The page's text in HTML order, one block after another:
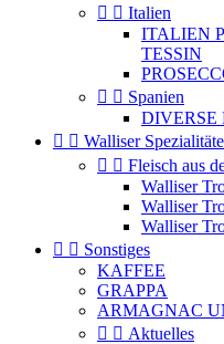
  Italien
ITALIEN
TESSIN
  Spanien
DIVERSE
  Walliser
  Fleisch aus
Walliser
Walliser
Walliser
  Sonstiges
KAFFEE
GRAPPA
ARMAGNAC
  Aktuelles